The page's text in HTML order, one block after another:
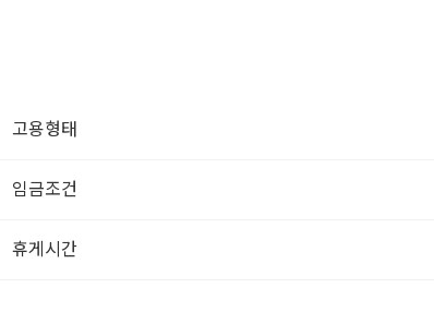
고용형태
임금조건
휴게시간